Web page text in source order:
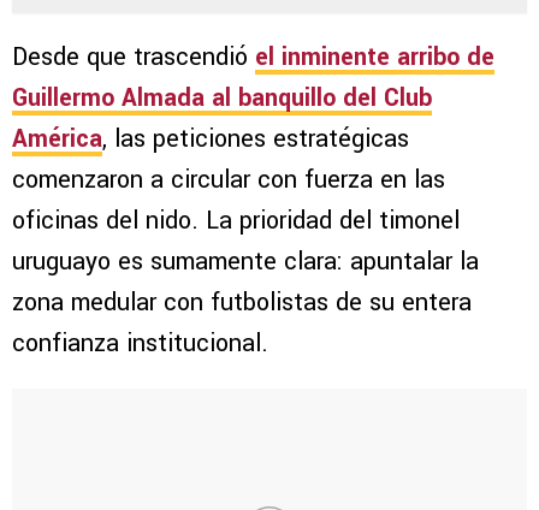
Desde que trascendió el inminente arribo de
Guillermo Almada al banquillo del Club
América, las peticiones estratégicas
comenzaron a circular con fuerza en las
oficinas del nido. La prioridad del timonel
uruguayo es sumamente clara: apuntalar la
zona medular con futbolistas de su entera
confianza institucional.